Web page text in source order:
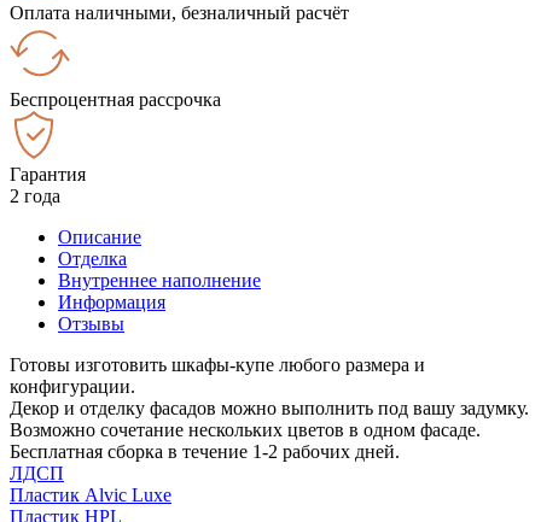
Оплата наличными, безналичный расчёт
Беспроцентная рассрочка
Гарантия
2 года
Описание
Отделка
Внутреннее наполнение
Информация
Отзывы
Готовы изготовить шкафы-купе любого размера и
конфигурации.
Декор и отделку фасадов можно выполнить под вашу задумку.
Возможно сочетание нескольких цветов в одном фасаде.
Бесплатная сборка в течение 1-2 рабочих дней.
ЛДСП
Пластик Alvic Luxe
Пластик HPL